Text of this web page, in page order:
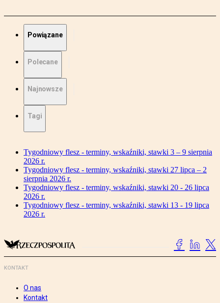
Powiązane
Polecane
Najnowsze
Tagi
Tygodniowy flesz - terminy, wskaźniki, stawki 3 – 9 sierpnia
2026 r.
Tygodniowy flesz - terminy, wskaźniki, stawki 27 lipca – 2
sierpnia 2026 r.
Tygodniowy flesz - terminy, wskaźniki, stawki 20 - 26 lipca
2026 r.
Tygodniowy flesz - terminy, wskaźniki, stawki 13 - 19 lipca
2026 r.
KONTAKT
O nas
Kontakt